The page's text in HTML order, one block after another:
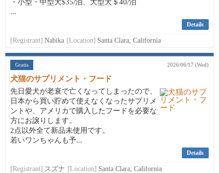
・小型・中型犬$35/泊、大型犬＄40/泊
...
Details
[Registrant] Nabika [Location] Santa Clara, California
Gratis 2026/06/17 (Wed)
犬猫のサプリメント・フード
先日愛犬が老衰で亡くなってしまったので、
日本から買い貯めて使えなくなったサプリメ
ントや、アメリカで購入したフードを必要な
方にお譲りします。
2点以外全て新品未使用です。
若いワンちゃんも予...
Details
[Registrant] スズナ [Location] Santa Clara, California